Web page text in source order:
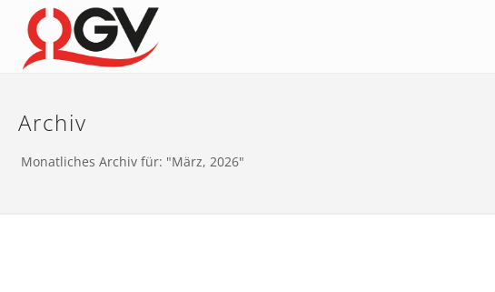
Archiv
Monatliches Archiv für: "März, 2026"